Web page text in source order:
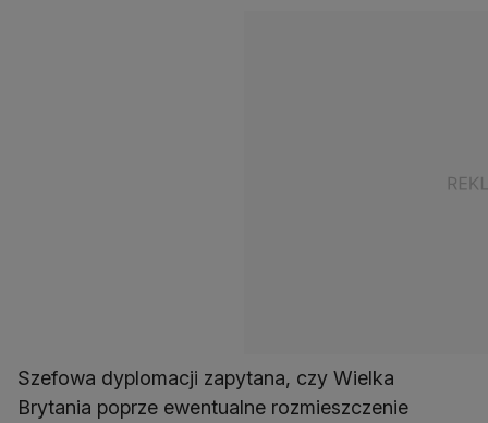
Szefowa dyplomacji zapytana, czy Wielka
Brytania poprze ewentualne rozmieszczenie